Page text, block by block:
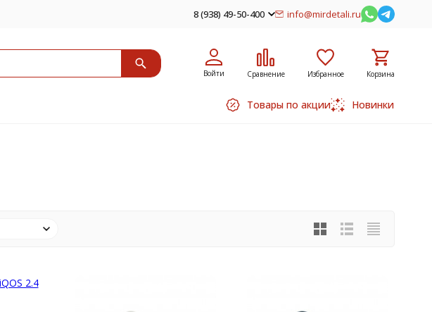
8 (938) 49-50-400 info@mirdetali.ru
Войти Сравнение Избранное Корзина
Товары по акции Новинки